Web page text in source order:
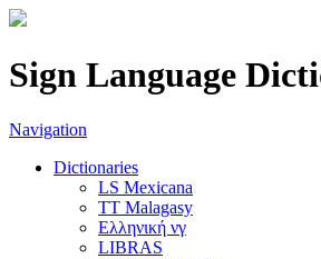
Sign Language
Navigation
Dictionaries
LS Mexicana
TT Malagasy
Ελληνική νγ
LIBRAS